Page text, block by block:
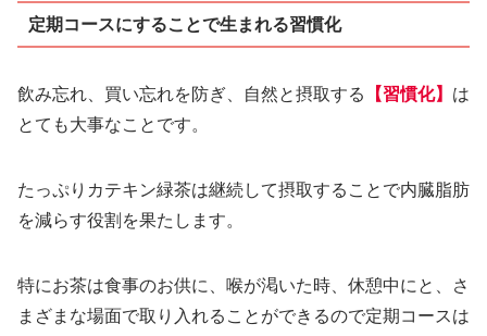
定期コースにすることで生まれる習慣化
飲み忘れ、買い忘れを防ぎ、自然と摂取する 【習慣化】 は
とても大事なことです。
たっぷりカテキン緑茶は継続して摂取することで内臓脂肪
を減らす役割を果たします。
特にお茶は食事のお供に、喉が渇いた時、休憩中にと、さ
まざまな場面で取り入れることができるので定期コースは